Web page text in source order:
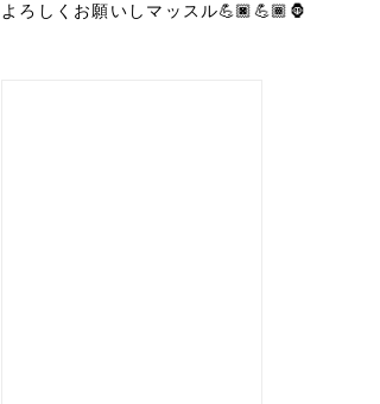
よろしくお願いしマッスル💪🏿💪🏾🦍